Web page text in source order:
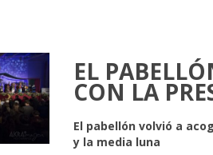
EL
CON LA
El pabellón volvió a
y la media luna